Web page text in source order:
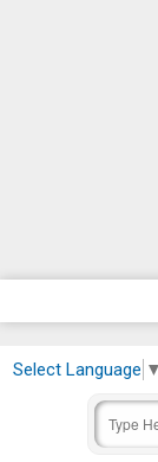
Select Language ▼